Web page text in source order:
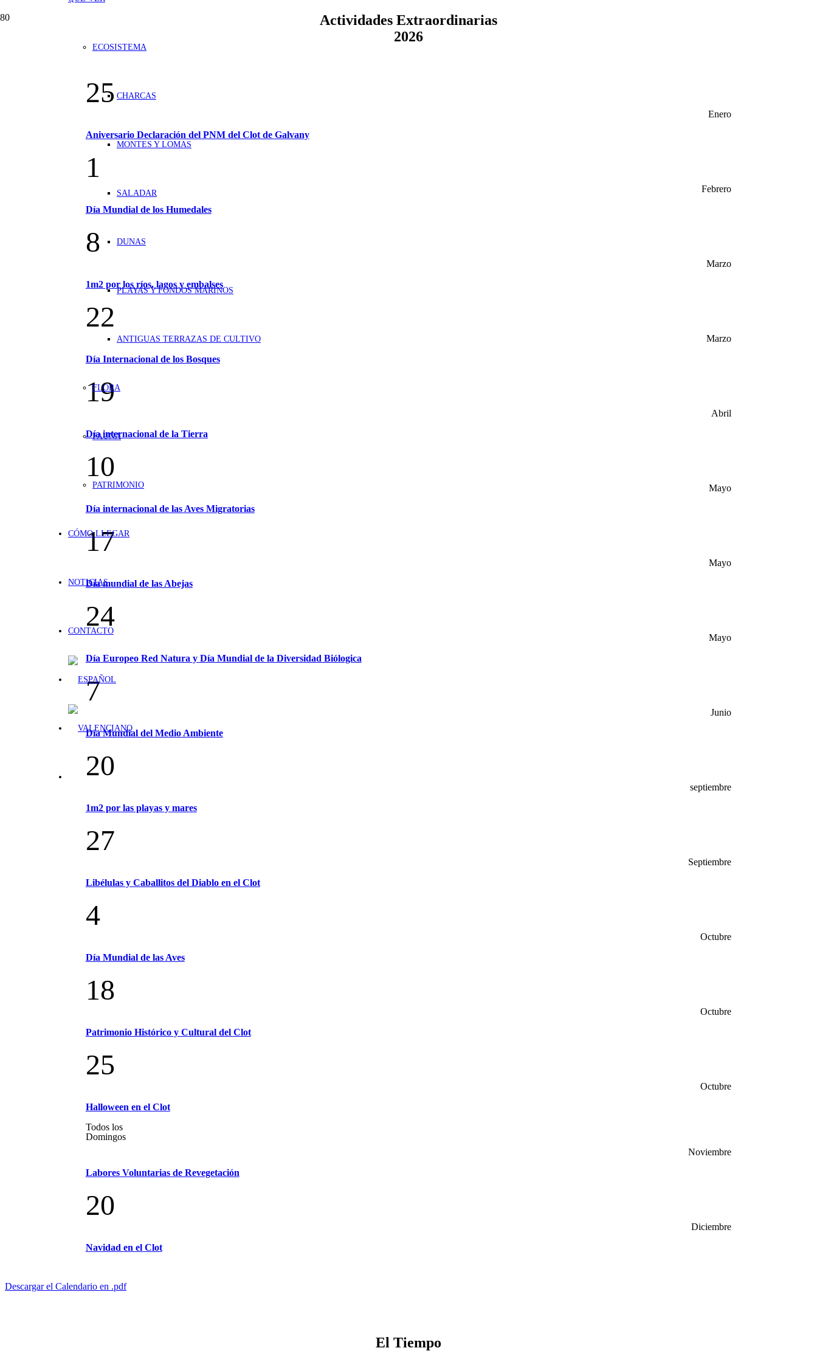
ECOSISTEMA
CHARCAS
MONTES Y LOMAS
SALADAR
DUNAS
PLAYAS Y FONDOS MARINOS
ANTIGUAS TERRAZAS DE CULTIVO
FLORA
FAUNA
PATRIMONIO
CÓMO LLEGAR
NOTICIAS
CONTACTO
Actividades Extraordinarias
2026
25
Enero
Aniversario Declaración del PNM del Clot de Galvany
1
Febrero
Día Mundial de los Humedales
8
Marzo
1m2 por los ríos, lagos y embalses
22
Marzo
Día Internacional de los Bosques
19
Abril
Día internacional de la Tierra
10
Mayo
Día internacional de las Aves Migratorias
17
Mayo
Día mundial de las Abejas
24
Mayo
Día Europeo Red Natura y Día Mundial de la Diversidad Biólogica
7
Junio
Día Mundial del Medio Ambiente
20
septiembre
1m2 por las playas y mares
27
Septiembre
Libélulas y Caballitos del Diablo en el Clot
4
Octubre
Día Mundial de las Aves
18
Octubre
Patrimonio Histórico y Cultural del Clot
25
Octubre
Halloween en el Clot
Todos los
Domingos
Noviembre
Labores Voluntarias de Revegetación
20
Diciembre
Navidad en el Clot
Descargar el Calendario en .pdf
El Tiempo